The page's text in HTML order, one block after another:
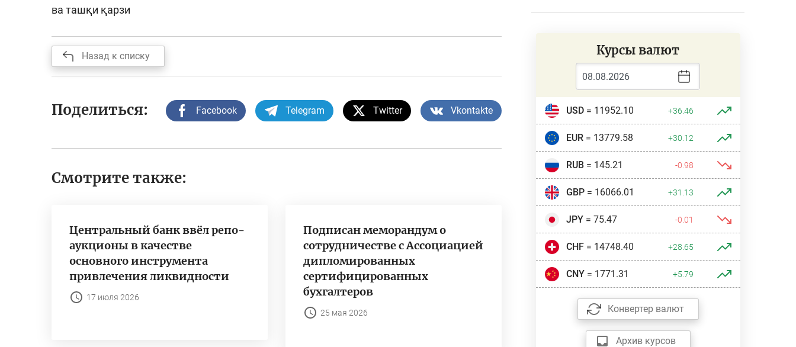
ва ташқи қарзи
Назад к списку
Поделиться: Facebook Telegram Twitter Vkontakte
Смотрите также:
Центральный банк ввёл репо-
аукционы в качестве
основного инструмента
привлечения ликвидности
17 июля 2026
Подписан меморандум о
сотрудничестве с Ассоциацией
дипломированных
сертифицированных
бухгалтеров
25 мая 2026
Курсы валют
USD= 11952.10 +36.46
EUR= 13779.58 +30.12
RUB= 145.21 -0.98
GBP= 16066.01 +31.13
JPY= 75.47 -0.01
CHF= 14748.40 +28.65
CNY= 1771.31 +5.79
Конвертер валют
Архив курсов